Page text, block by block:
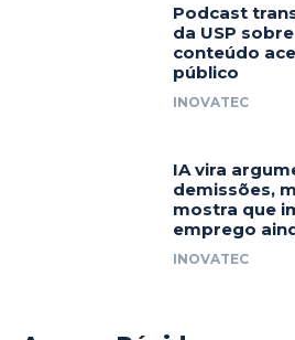
Podcast
da USP
conteúdo
público
INOVATEC
IA vira
demissões,
mostra que
emprego
INOVATEC